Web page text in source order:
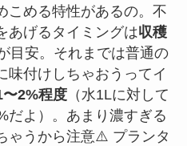
こめる特性があるの。不
あげるタイミングは収穫
目安。それまでは普通の
味付けしちゃおうってイ
〜2%程度（水1Lに対して
だよ）。あまり濃すぎる
ゃうから注意⚠️ プランタ